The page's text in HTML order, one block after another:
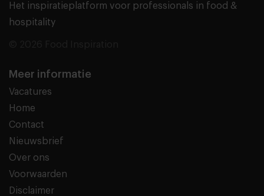
Het inspiratieplatform voor professionals in food &
hospitality
Meer informatie
Vacatures
Home
Contact
Nieuwsbrief
Over ons
Voorwaarden
Disclaimer